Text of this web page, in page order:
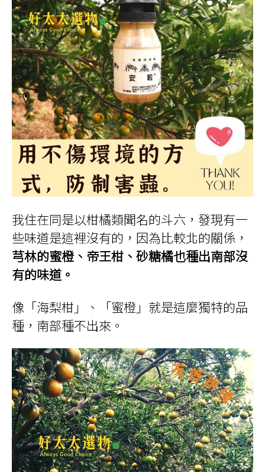
我住在同是以柑橘類聞名的斗六，發現有一
些味道是這裡沒有的，因為比較北的關係，
芎林的蜜橙、帝王柑、砂糖橘也種出南部沒
有的味道。
像「海梨柑」、「蜜橙」就是這麼獨特的品
種，南部種不出來。